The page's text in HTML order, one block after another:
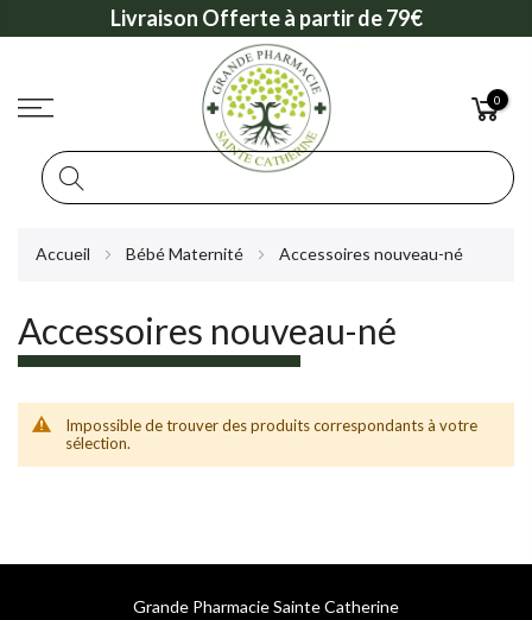
Livraison Offerte à partir de 79€
0
Accueil Bébé Maternité Accessoires nouveau-né
Accessoires nouveau-né
Impossible de trouver des produits correspondants à votre
sélection.
Grande Pharmacie Sainte Catherine